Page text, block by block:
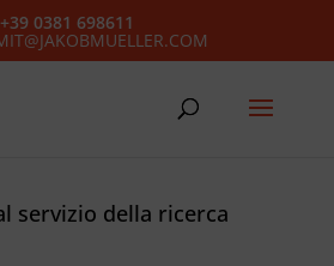
+39 0381 698611
servizio della ricerca